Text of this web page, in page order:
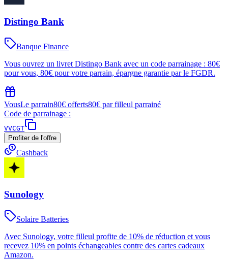
Distingo Bank
Banque Finance
Vous ouvrez un livret Distingo Bank avec un code parrainage : 80€
pour vous, 80€ pour votre parrain, épargne garantie par le FGDR.
VousLe parrain80€ offerts80€ par filleul parrainé
Code de parrainage :
VVCGT
Profiter de l'offre
Cashback
Sunology
Solaire Batteries
Avec Sunology, votre filleul profite de 10% de réduction et vous
recevez 10% en points échangeables contre des cartes cadeaux
Amazon.